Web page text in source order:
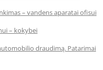
– vandens aparatai ofisui
– kokybei
draudimą. Patarimai